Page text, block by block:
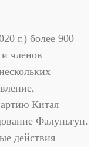
г.) более 900
членов
Китая
Фалуньгун.
действия